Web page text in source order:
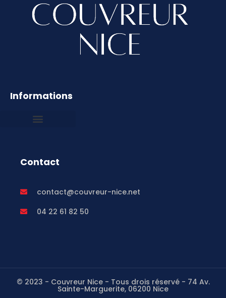
Informations
Contact
contact@couvreur-nice.net
04 22 61 82 50
© 2023 - Couvreur Nice - Tous drois réservé - 74 Av.
Sainte-Marguerite, 06200 Nice